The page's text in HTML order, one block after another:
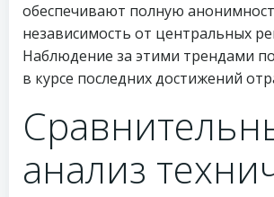
обеспечивают полную
независимость от центральных
Наблюдение за этими трендами
в курсе последних достижений
анализ